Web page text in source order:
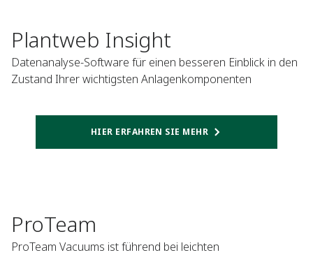
Plantweb Insight
Datenanalyse-Software für einen besseren Einblick in den
Zustand Ihrer wichtigsten Anlagenkomponenten
HIER ERFAHREN SIE MEHR
ProTeam
ProTeam Vacuums ist führend bei leichten